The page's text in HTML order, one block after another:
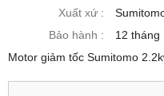
Xuất xứ :
Bảo hành :
12 tháng
Motor giảm tốc Sumitomo